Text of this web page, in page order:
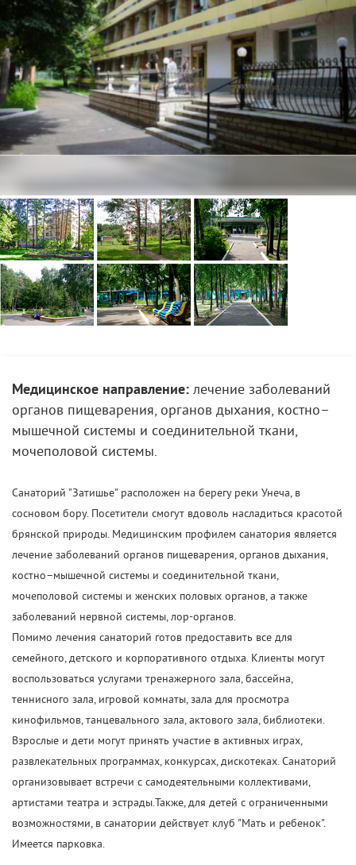
Медицинское направление: лечение заболеваний
органов пищеварения, органов дыхания, костно–
мышечной системы и соединительной ткани,
мочеполовой системы.
Санаторий "Затишье" расположен на берегу реки Унеча, в
сосновом бору. Посетители смогут вдоволь насладиться красотой
брянской природы. Медицинским профилем санатория является
лечение заболеваний органов пищеварения, органов дыхания,
костно–мышечной системы и соединительной ткани,
мочеполовой системы и женских половых органов, а также
заболеваний нервной системы, лор-органов.
Помимо лечения санаторий готов предоставить все для
семейного, детского и корпоративного отдыха. Клиенты могут
воспользоваться услугами тренажерного зала, бассейна,
теннисного зала, игровой комнаты, зала для просмотра
кинофильмов, танцевального зала, актового зала, библиотеки.
Взрослые и дети могут принять участие в активных играх,
развлекательных программах, конкурсах, дискотеках. Санаторий
организовывает встречи с самодеятельными коллективами,
артистами театра и эстрады.Также, для детей с ограниченными
возможностями, в санатории действует клуб "Мать и ребенок".
Имеется парковка.